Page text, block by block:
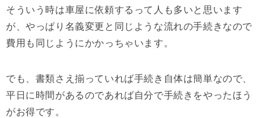
そういう時は車屋に依頼するって人も多いと思います
が、やっぱり名義変更と同じような流れの手続きなので
費用も同じようにかかっちゃいます。
でも、書類さえ揃っていれば手続き自体は簡単なので、
平日に時間があるのであれば自分で手続きをやったほう
がお得です。